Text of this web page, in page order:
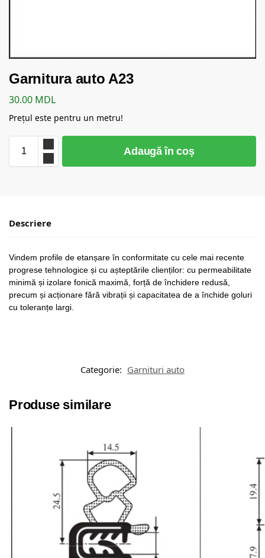
Garnitura auto A23
30.00 MDL
Prețul este pentru un metru!
Adaugă în coș
Descriere
Vindem profile de etanșare în conformitate cu cele mai recente
progrese tehnologice și cu așteptările clienților: cu permeabilitate
minimă și izolare fonică maximă, forță de închidere redusă,
precum și acționare fără vibrații și capacitatea de a închide goluri
cu toleranțe largi.
Categorie: Garnituri auto
Produse similare